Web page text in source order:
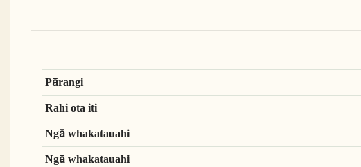
Pārangi
Rahi ota iti
Ngā whakatauahi
Ngā whakatauahi